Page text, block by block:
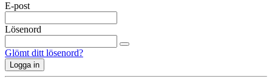
E-post
Lösenord
Glömt ditt lösenord?
Logga in